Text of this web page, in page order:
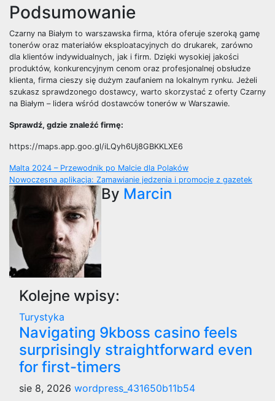
Podsumowanie
Czarny na Białym to warszawska firma, która oferuje szeroką gamę
tonerów oraz materiałów eksploatacyjnych do drukarek, zarówno
dla klientów indywidualnych, jak i firm. Dzięki wysokiej jakości
produktów, konkurencyjnym cenom oraz profesjonalnej obsłudze
klienta, firma cieszy się dużym zaufaniem na lokalnym rynku. Jeżeli
szukasz sprawdzonego dostawcy, warto skorzystać z oferty Czarny
na Białym – lidera wśród dostawców tonerów w Warszawie.
Sprawdź, gdzie znaleźć firmę:
https://maps.app.goo.gl/iLQyh6Uj8GBKKLXE6
Nawigacja
wpisu
Malta 2024 – Przewodnik po Malcie dla Polaków
Nowoczesna aplikacja: Zamawianie jedzenia i promocje z gazetek
By Marcin
Kolejne wpisy:
Turystyka
Navigating 9kboss casino feels
surprisingly straightforward even
for first-timers
sie 8, 2026 wordpress_431650b11b54